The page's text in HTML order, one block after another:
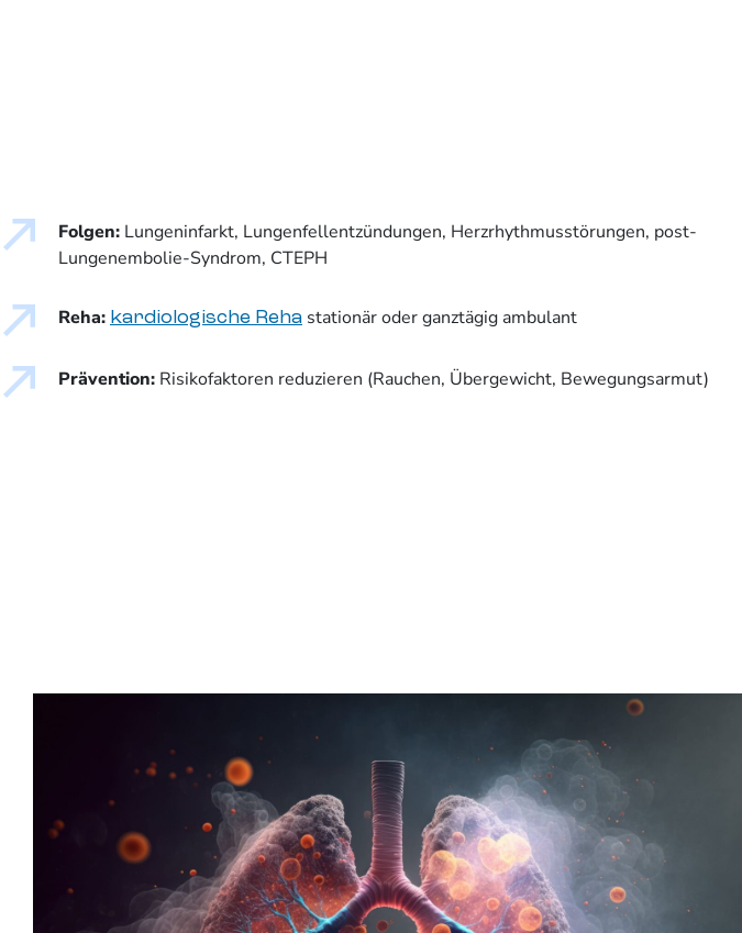
Folgen: Lungeninfarkt, Lungenfellentzündungen, Herzrhythmusstörungen, post-
Lungenembolie-Syndrom, CTEPH
Reha: kardiologische Reha stationär oder ganztägig ambulant
Prävention: Risikofaktoren reduzieren (Rauchen, Übergewicht, Bewegungsarmut)